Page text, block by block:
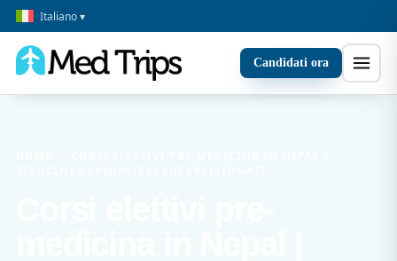
Italiano ▾
Candidati ora